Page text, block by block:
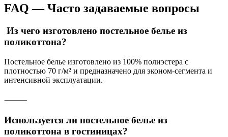
FAQ — Часто задаваемые вопросы
Из чего изготовлено постельное белье из
поликоттона?
Постельное белье изготовлено из 100% полиэстера с
плотностью 70 г/м² и предназначено для эконом-сегмента и
интенсивной эксплуатации.
⸻
Используется ли постельное белье из
поликоттона в гостиницах?